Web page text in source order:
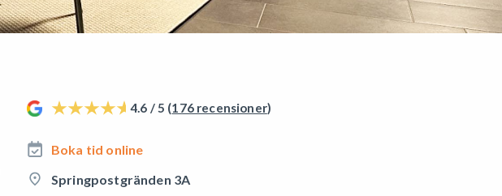
4.6 / 5 (176 recensioner)
Boka tid online
Springpostgränden 3A